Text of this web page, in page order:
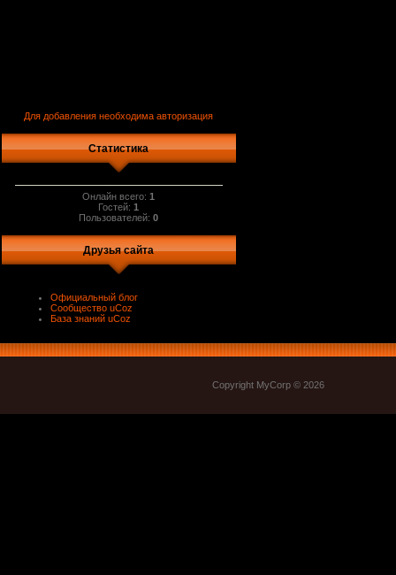
Для добавления необходима авторизация
Статистика
Онлайн всего:1
Гостей:1
Пользователей:0
Друзья сайта
Официальный блог
Сообщество uCoz
База знаний uCoz
Copyright MyCorp © 2026